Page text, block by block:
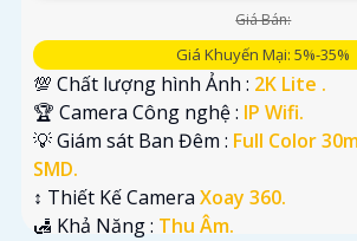
Giá Bán:
Giá Khuyến Mại: 5%-35%
💯 Chất lượng hình Ảnh : 2K Lite .
🏆 Camera Công nghệ : IP Wifi.
💡 Giám sát Ban Đêm : Full Color
SMD.
↕️ Thiết Kế Camera Xoay 360.
️🛃 Khả Năng : Thu Âm.